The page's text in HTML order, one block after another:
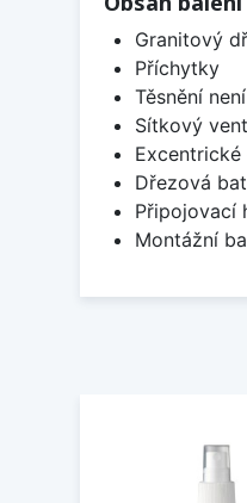
Granitový
Příchytky
Těsnění
Sítkový
Dřezová
Připojovací
Montážní